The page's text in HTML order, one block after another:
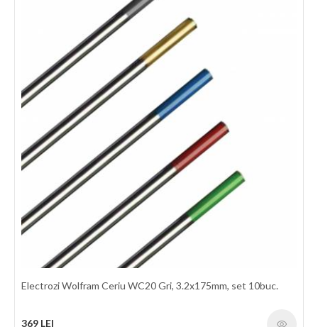
Electrozi din wolfram aliat cu dioxid de ceriu 2% - CeO2 (nu este
radioactiv) Diametru: 2.4 mm Caracteristici: se preteaza foarte
bine la sudura in curent continuu (otel si inox); stabilitate a arcului
de sudura, amorsare buna; durata lunga de viata la valori mici ale
curentului; ​curent continuu si alternativ; simbol codificare WC,
culoare gri.
199 LEI
detalii
Electrozi Wolfram Ceriu WC20 Gri, 3.2x175mm, set 10buc.
369 LEI